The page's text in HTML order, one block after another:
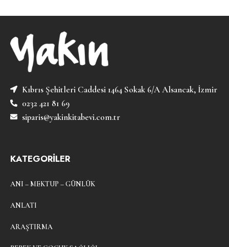
Kıbrıs Şehitleri Caddesi 1464 Sokak 6/A Alsancak, İzmir
0232 421 81 69
siparis@yakinkitabevi.com.tr
KATEGORİLER
ANI – MEKTUP – GÜNLÜK
ANLATI
ARAŞTIRMA